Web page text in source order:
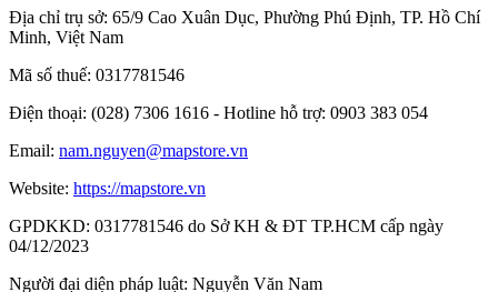
Địa chỉ trụ sở: 65/9 Cao Xuân Dục, Phường Phú Định, TP. Hồ Chí
Minh, Việt Nam
Mã số thuế: 0317781546
Điện thoại: (028) 7306 1616 - Hotline hỗ trợ: 0903 383 054
Email: nam.nguyen@mapstore.vn
Website: https://mapstore.vn
GPDKKD: 0317781546 do Sở KH & ĐT TP.HCM cấp ngày
04/12/2023
Người đại diện pháp luật: Nguyễn Văn Nam